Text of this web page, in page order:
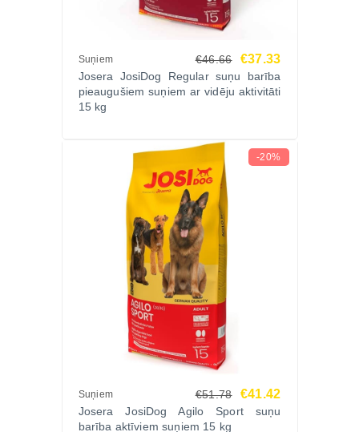
Barošanas ieteikumi
Barības dienas normu pielāgo suņa svaram,
vecumam un aktivitātes līmenim, ievērojot ražotāja
norādījumus uz iepakojuma.
Ja sunim tiek doti kārumi, dienas barības daudzums
jāsamazina. Vienmēr nodrošiniet sunim pieejamu
Josera GmbH (Vācija) – uzticams dzīvnieku barības
ražotājs ar vairāk nekā 80 gadu pieredzi, kas
nodrošina sabalansētu un kvalitatīvu uzturu suņiem.
Ko saka suņu saimnieki?
“Lieliska izvēle sunim ar jutīgu gremošanu –
problēmas pazuda.”
“Sunim patīk garša un kažoks kļuva spīdīgāks.”
“Labs sastāvs un lieliska panesamība.”
Biežāk uzdotie jautājumi (FAQ)
Vai šī barība piemērota suņiem ar jutīgu kuņģi?
panesams jutīgiem suņiem.
Vai barība palīdz uzturēt muskuļu masu?
Suņiem €46.66 €37.33
Josera JosiDog Regular suņu barība
pieaugušiem suņiem ar vidēju aktivitāti
15 kg
-20%
Suņiem €51.78 €41.42
Josera JosiDog Agilo Sport suņu
barība aktīviem suņiem 15 kg